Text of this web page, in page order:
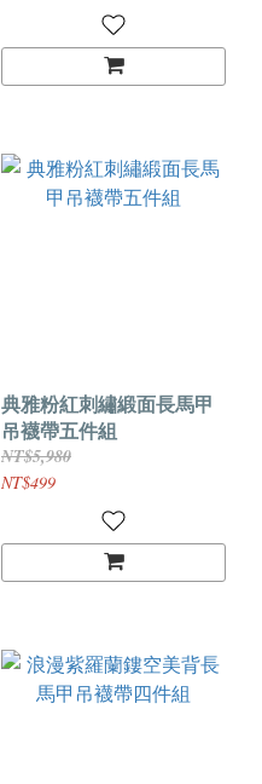
典雅粉紅刺繡緞面長馬甲
吊襪帶五件組
NT$5,980
NT$499